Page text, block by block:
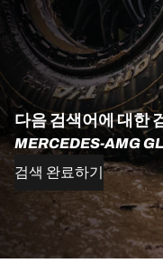
다음 검색어에 대한
MERCEDES-AMG
검색 완료하기